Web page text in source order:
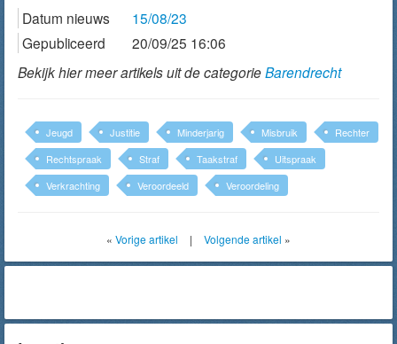
Datum nieuws
15/08/23
Gepubliceerd
20/09/25 16:06
Bekijk hier meer artikels uit de categorieBarendrecht
Jeugd Justitie Minderjarig Misbruik
Rechter
Rechtspraak
Straf Taakstraf
Uitspraak
Verkrachting
Veroordeeld Veroordeling
« Vorige artikel | Volgende artikel »